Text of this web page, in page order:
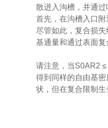
散进入沟槽，并通
首先，在沟槽入口
尽管如此，复合损
基通量和通过表面
请注意，当S0AR2
得到同样的自由基
状，但在复合限制